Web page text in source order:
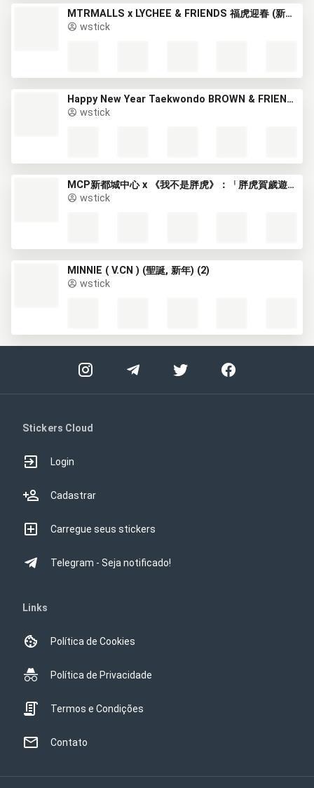
MTRMALLS x LYCHEE & FRIENDS 福虎迎春 (新年, CNY)
wstick
Happy New Year Taekwondo BROWN & FRIENDS (新年) (1)
wstick
MCP新都城中心 x 《我不是胖虎》：「胖虎賀歲遊樂園」 (猛虎下山, 新年, CNY)
wstick
MINNIE ( V.CN ) (聖誕, 新年) (2)
wstick
Stickers Cloud
Login
Cadastrar
Carregue seus stickers
Telegram - Seja notificado!
Links
Política de Cookies
Política de Privacidade
Termos e Condições
Contato